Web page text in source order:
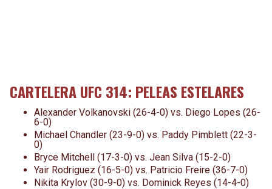
CARTELERA UFC 314: PELEAS ESTELARES
Alexander Volkanovski (26-4-0) vs. Diego Lopes (26-
6-0)
Michael Chandler (23-9-0) vs. Paddy Pimblett (22-3-
0)
Bryce Mitchell (17-3-0) vs. Jean Silva (15-2-0)
Yair Rodriguez (16-5-0) vs. Patricio Freire (36-7-0)
Nikita Krylov (30-9-0) vs. Dominick Reyes (14-4-0)